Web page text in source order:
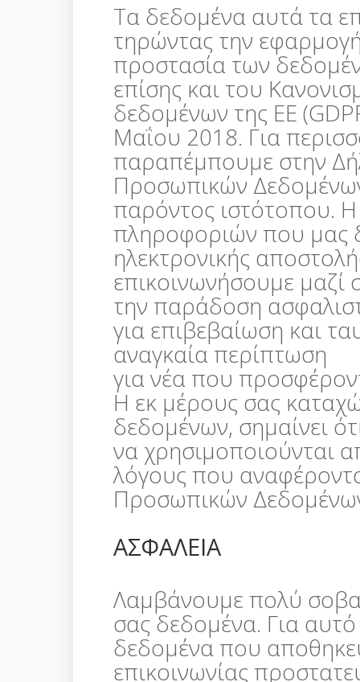
Τα δεδομένα αυτά τα
τηρώντας την
προστασία των
επίσης και του
δεδομένων της ΕΕ
Μαΐου 2018. Για
παραπέμπουμε στην
Προσωπικών
παρόντος ιστότοπου. Η
πληροφοριών που μας
ηλεκτρονικής
επικοινωνήσουμε μαζί
την παράδοση
για επιβεβαίωση και
αναγκαία περίπτωση
για νέα που
Η εκ μέρους σας
δεδομένων, σημαίνει
να χρησιμοποιούνται
λόγους που
Προσωπικών
ΑΣΦΑΛΕΙΑ
Λαμβάνουμε πολύ
σας δεδομένα. Για
δεδομένα που
επικοινωνίας